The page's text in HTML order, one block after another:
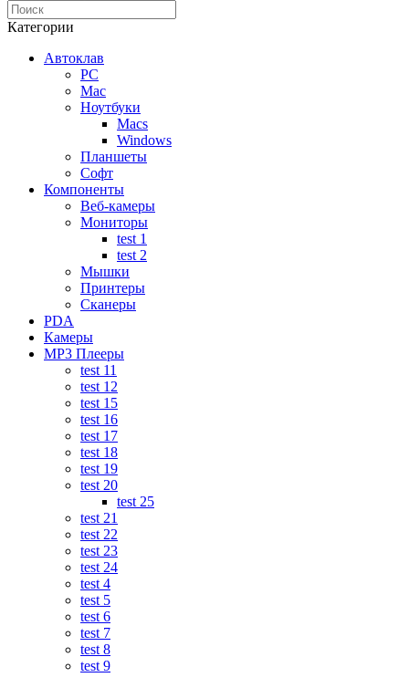
Категории
Автоклав
PC
Mac
Ноутбуки
Macs
Windows
Планшеты
Софт
Компоненты
Веб-камеры
Мониторы
test 1
test 2
Мышки
Принтеры
Сканеры
PDA
Камеры
MP3 Плееры
test 11
test 12
test 15
test 16
test 17
test 18
test 19
test 20
test 25
test 21
test 22
test 23
test 24
test 4
test 5
test 6
test 7
test 8
test 9